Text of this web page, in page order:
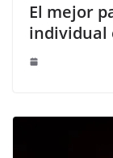
El mejor
individual